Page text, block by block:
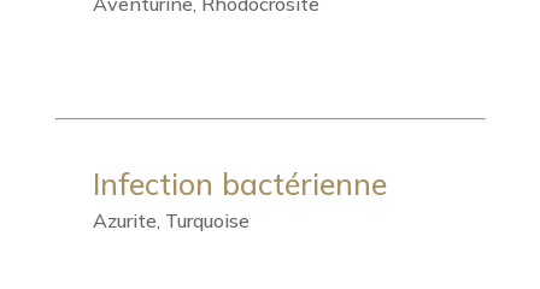
Infection bactérienne
Azurite, Turquoise